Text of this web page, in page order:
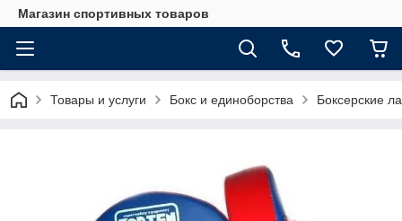
Магазин спортивных товаров
Товары и услуги Бокс и единоборства Боксерские